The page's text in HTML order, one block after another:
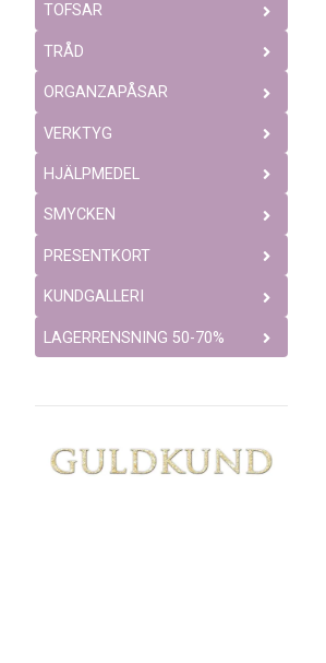
TOFSAR
TRÅD
ORGANZAPÅSAR
VERKTYG
HJÄLPMEDEL
SMYCKEN
PRESENTKORT
KUNDGALLERI
LAGERRENSNING 50-70%